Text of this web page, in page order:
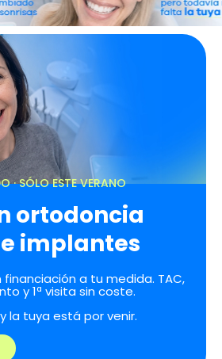
· SÓLO ESTE VERANO
ortodoncia
implantes
a tu medida. TAC,
y 1ª visita sin coste.
la tuya está por venir.